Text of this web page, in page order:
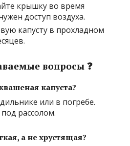
крышку во время
доступ воздуха.
капусту в прохладном
вопросы ❓
капуста?
или в погребе.
рассолом.
а не хрустящая?